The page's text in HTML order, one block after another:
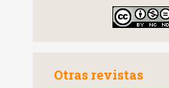
Otras revistas